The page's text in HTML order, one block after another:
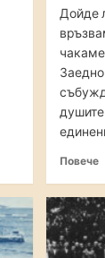
Дойде
Повече